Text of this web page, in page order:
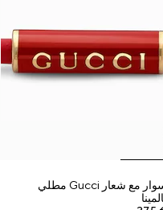
سوار مع شعار Gucci مطلي